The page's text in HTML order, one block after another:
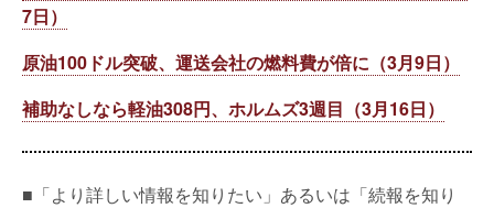
7日）
原油100ドル突破、運送会社の燃料費が倍に（3月9日）
補助なしなら軽油308円、ホルムズ3週目（3月16日）
■「より詳しい情報を知りたい」あるいは「続報を知り